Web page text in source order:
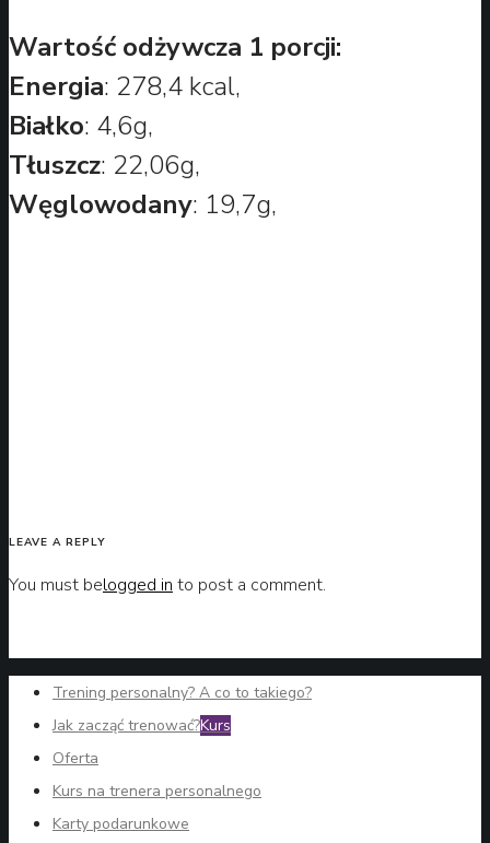
Wartość odżywcza 1 porcji:
Energia: 278,4 kcal,
Białko: 4,6g,
Tłuszcz: 22,06g,
Węglowodany: 19,7g,
LEAVE A REPLY
You must belogged in to post a comment.
Trening personalny? A co to takiego?
Jak zacząć trenować?Kurs
Oferta
Kurs na trenera personalnego
Karty podarunkowe